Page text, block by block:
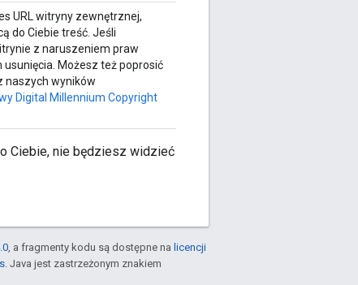
URL witryny zewnętrznej,
do Ciebie treść. Jeśli
z naruszeniem praw
usunięcia. Możesz też poprosić
naszych wyników
Digital Millennium Copyright
Ciebie, nie będziesz widzieć
, a fragmenty kodu są dostępne na licencji
. Java jest zastrzeżonym znakiem